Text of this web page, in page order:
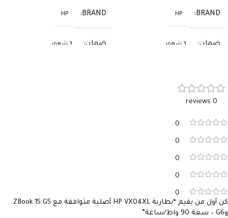
BRAND
HP
ضمان 3 شهور
BRAND
HP
ضمان 3 شهور
0 reviews
0
0
0
0
0
كن أول من يقيم “بطارية HP VX04XL أصلية متوافقة مع ZBook 15 G5
وG6 – سعة 90 واط/ساعة”